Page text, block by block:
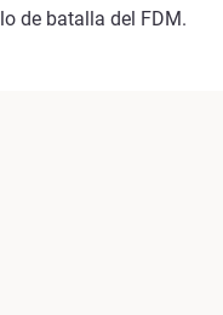
de batalla del FDM.